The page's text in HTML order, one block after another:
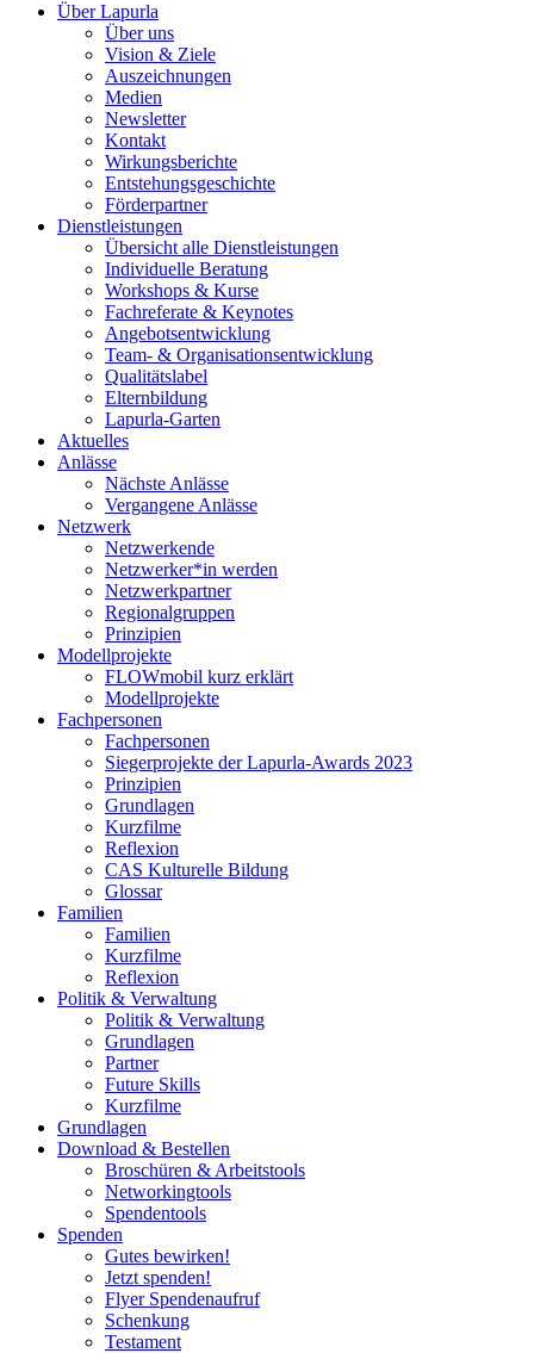
Über Lapurla
Über uns
Vision & Ziele
Auszeichnungen
Medien
Newsletter
Kontakt
Wirkungsberichte
Entstehungsgeschichte
Förderpartner
Dienstleistungen
Übersicht alle Dienstleistungen
Individuelle Beratung
Workshops & Kurse
Fachreferate & Keynotes
Angebotsentwicklung
Team- & Organisationsentwicklung
Qualitätslabel
Elternbildung
Lapurla-Garten
Aktuelles
Anlässe
Nächste Anlässe
Vergangene Anlässe
Netzwerk
Netzwerkende
Netzwerker*in werden
Netzwerkpartner
Regionalgruppen
Prinzipien
Modellprojekte
FLOWmobil kurz erklärt
Modellprojekte
Fachpersonen
Fachpersonen
Siegerprojekte der Lapurla-Awards 2023
Prinzipien
Grundlagen
Kurzfilme
Reflexion
CAS Kulturelle Bildung
Glossar
Familien
Familien
Kurzfilme
Reflexion
Politik & Verwaltung
Politik & Verwaltung
Grundlagen
Partner
Future Skills
Kurzfilme
Grundlagen
Download & Bestellen
Broschüren & Arbeitstools
Networkingtools
Spendentools
Spenden
Gutes bewirken!
Jetzt spenden!
Flyer Spendenaufruf
Schenkung
Testament